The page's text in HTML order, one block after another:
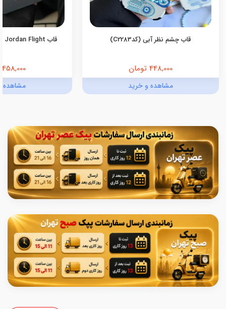
قاب چشم نظر آبی (کدC2283)
448,000 تومان
مشاهده و خرید
قاب Jordan Flight اندروید (کدC2055)
458,000 تومان
مشاهده